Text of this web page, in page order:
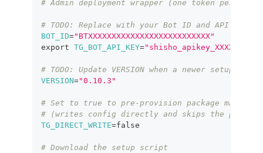
# Admin deployment wrapper (one token per
# TODO: Replace with your Bot ID and API key
BOT_ID="BTXXXXXXXXXXXXXXXXXXXXXXXXXX"
export TG_BOT_API_KEY="shisho_apikey_XXXXX"
# TODO: Update VERSION when a newer setup
VERSION="0.10.3"
# Set to true to pre-provision package
# (writes config directly and skips the pre-
TG_DIRECT_WRITE=false
# Download the setup script